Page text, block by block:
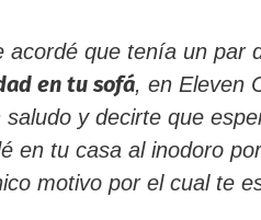
acordé que tenía un par
en tu sofá, en Eleven
y decirte que
en tu casa al inodoro
motivo por el cual te